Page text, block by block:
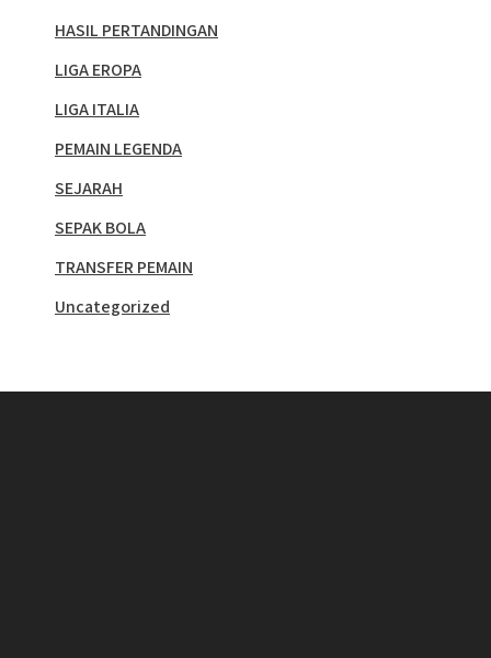
HASIL PERTANDINGAN
LIGA EROPA
LIGA ITALIA
PEMAIN LEGENDA
SEJARAH
SEPAK BOLA
TRANSFER PEMAIN
Uncategorized